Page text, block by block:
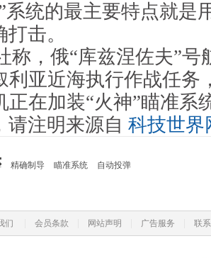
系统的最主要特点就是
击。
称，俄“库兹涅佐夫”号
利亚近海执行作战任务
正在加装“火神”瞄准系
请注明来源自 科技世界
精确制导 瞄准系统 自动投弹
们 会员条款 网站声明 广告服务 联